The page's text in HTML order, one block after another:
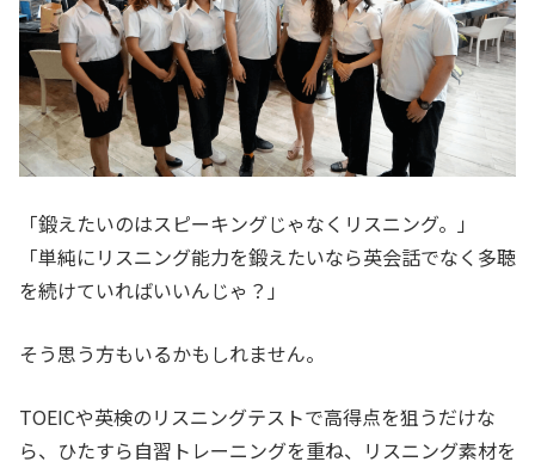
「鍛えたいのはスピーキングじゃなくリスニング。」
「単純にリスニング能力を鍛えたいなら英会話でなく多聴
を続けていればいいんじゃ？」
そう思う方もいるかもしれません。
TOEICや英検のリスニングテストで高得点を狙うだけな
ら、ひたすら自習トレーニングを重ね、リスニング素材を